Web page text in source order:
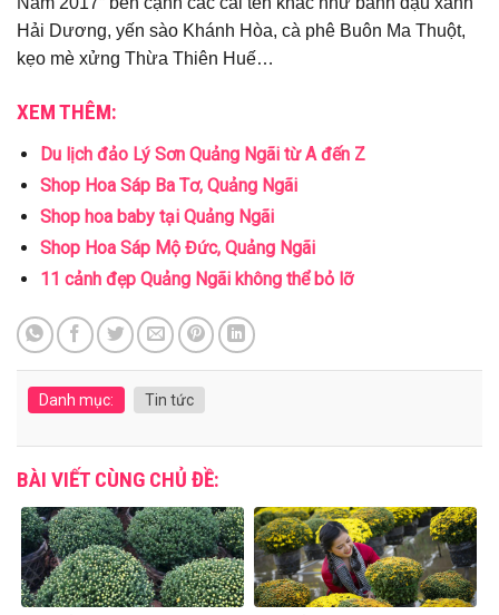
Hải Dương, yến sào Khánh Hòa, cà phê Buôn Ma Thuột,
kẹo mè xửng Thừa Thiên Huế…
XEM THÊM:
Du lịch đảo Lý Sơn Quảng Ngãi từ A đến Z
Shop Hoa Sáp Ba Tơ, Quảng Ngãi
Shop hoa baby tại Quảng Ngãi
Shop Hoa Sáp Mộ Đức, Quảng Ngãi
11 cảnh đẹp Quảng Ngãi không thể bỏ lỡ
Danh mục: Tin tức
BÀI VIẾT CÙNG CHỦ ĐỀ: